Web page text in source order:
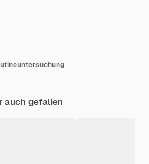
auch gefallen